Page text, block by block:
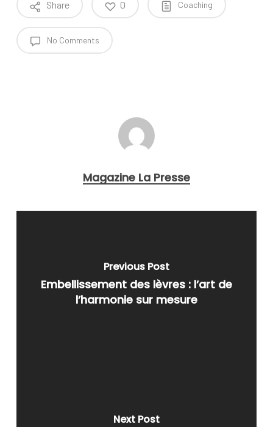
Share 0 Coaching
No Comments
Magazine La Presse
Previous Post
Embellissement des lèvres : l’art de
l’harmonie sur mesure
Next Post